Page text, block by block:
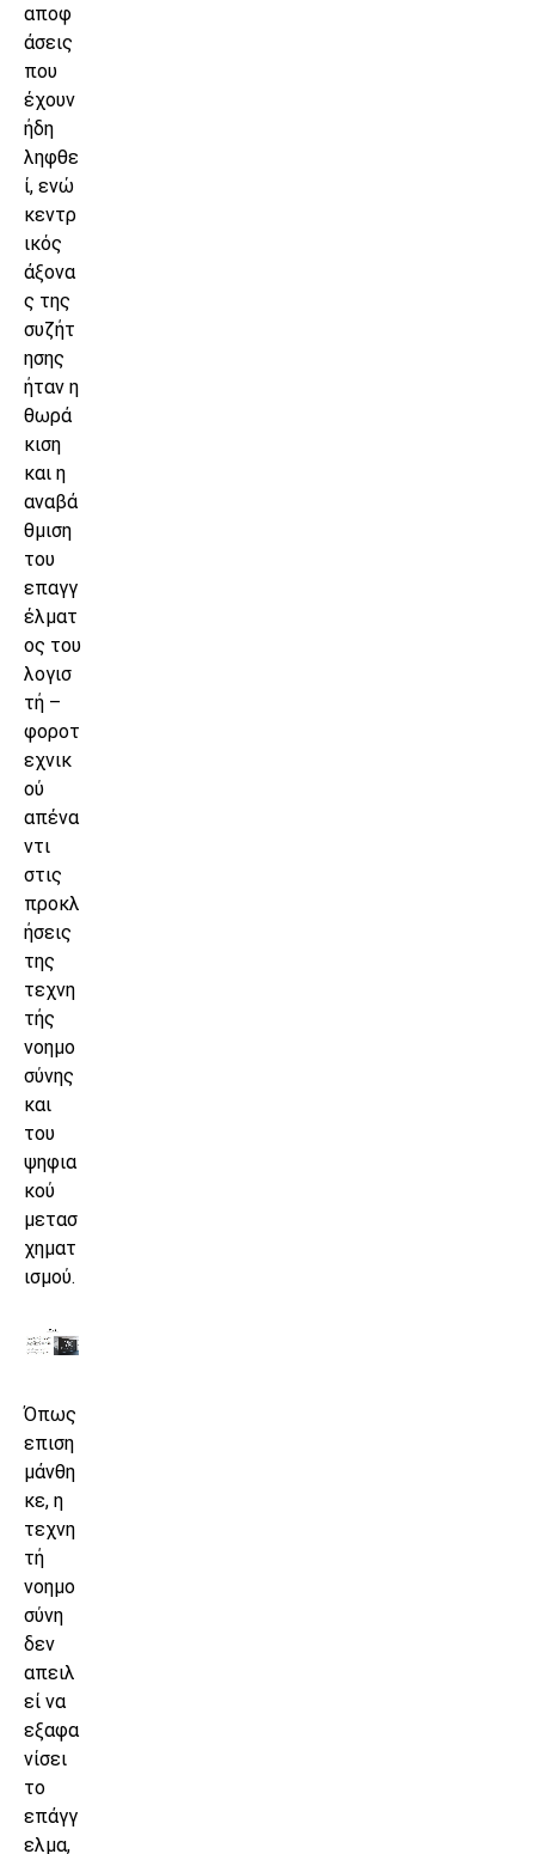
αποφ
άσεις
που
έχουν
ήδη
ληφθε
ί, ενώ
κεντρ
ικός
άξονα
ς της
συζήτ
ησης
ήταν η
θωρά
κιση
και η
αναβά
θμιση
του
επαγγ
έλματ
ος του
λογισ
τή –
φοροτ
εχνικ
ού
απένα
ντι
στις
προκλ
ήσεις
της
τεχνη
τής
νοημο
σύνης
και
του
ψηφια
κού
μετασ
χηματ
ισμού.
Όπως
επιση
μάνθη
κε, η
τεχνη
τή
νοημο
σύνη
δεν
απειλ
εί να
εξαφα
νίσει
το
επάγγ
ελμα,